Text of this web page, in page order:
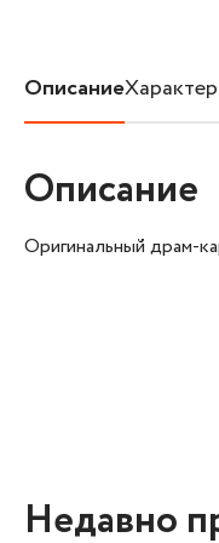
Описание
Описание
Оригинальный драм-
Недавно